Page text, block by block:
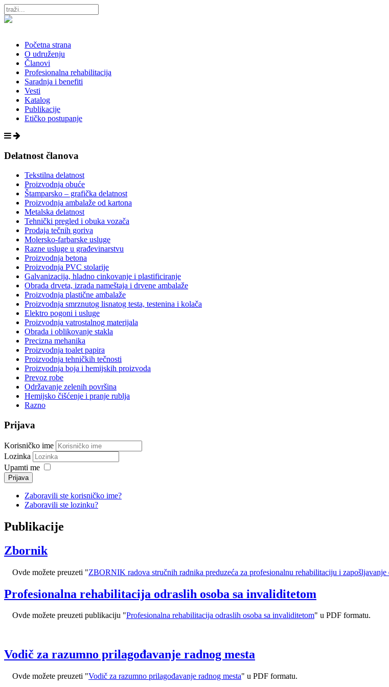
Početna strana
O udruženju
Članovi
Profesionalna rehabilitacija
Saradnja i benefiti
Vesti
Katalog
Publikacije
Etičko postupanje
Delatnost članova
Tekstilna delatnost
Proizvodnja obuće
Štamparsko – grafička delatnost
Proizvodnja ambalaže od kartona
Metalska delatnost
Tehnički pregled i obuka vozača
Prodaja tečnih goriva
Molersko-farbarske usluge
Razne usluge u građevinarstvu
Proizvodnja betona
Proizvodnja PVC stolarije
Galvanizacija, hladno cinkovanje i plastificiranje
Obrada drveta, izrada nameštaja i drvene ambalaže
Proizvodnja plastične ambalaže
Proizvodnja smrznutog lisnatog testa, testenina i kolača
Elektro pogoni i usluge
Proizvodnja vatrostalnog materijala
Obrada i oblikovanje stakla
Precizna mehanika
Proizvodnja toalet papira
Proizvodnja tehničkih tečnosti
Proizvodnja boja i hemijskih proizvoda
Prevoz robe
Održavanje zelenih površina
Hemijsko čišćenje i pranje rublja
Razno
Prijava
Korisničko ime
Lozinka
Upamti me
Prijava
Zaboravili ste korisničko ime?
Zaboravili ste lozinku?
Publikacije
Zbornik
Ovde možete preuzeti "ZBORNIK radova stručnih radnika preduzeća za profesionalnu rehabilitaciju i zapošljavanje
Profesionalna rehabilitacija odraslih osoba sa invaliditetom
Ovde možete preuzeti publikaciju "Profesionalna rehabilitacija odraslih osoba sa invaliditetom" u PDF formatu.
Vodič za razumno prilagođavanje radnog mesta
Ovde možete preuzeti "Vodič za razumno prilagođavanje radnog mesta" u PDF formatu.